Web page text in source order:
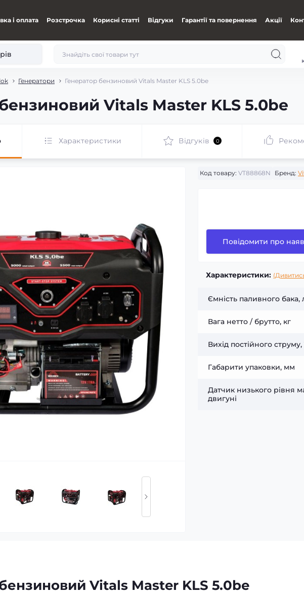
і оплата Розстрочка Корисні статті Відгуки Гарантії та повернення Акції
Генератори Генератор бензиновий Vitals Master KLS 5.0be
Vitals Master KLS 5.0be
Характеристики Відгуків 0
Код товару: VT88868N Бренд:
Повідомити про
Характеристики:
Ємність паливного бака,
Вага нетто / брутто, кг
Вихід постійного
Габарити упаковки, мм
Датчик низького рівня
двигуні
Vitals Master KLS 5.0be